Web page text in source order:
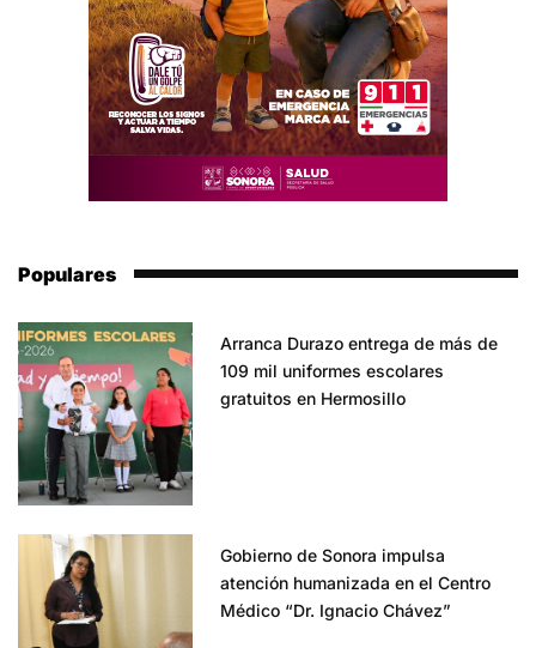
Populares
Arranca Durazo entrega de más de
109 mil uniformes escolares
gratuitos en Hermosillo
Gobierno de Sonora impulsa
atención humanizada en el Centro
Médico “Dr. Ignacio Chávez”